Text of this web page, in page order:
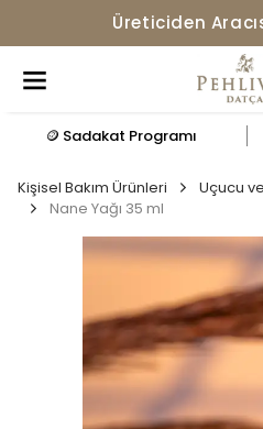
Üreticiden
🪙 Sadakat Programı
Kişisel Bakım Ürünleri
Uçucu
Nane Yağı 35 ml